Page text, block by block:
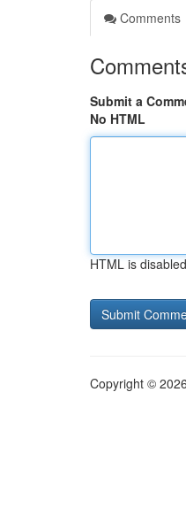
Comments
Submit a
No HTML
HTML is disabled
Copyright ©